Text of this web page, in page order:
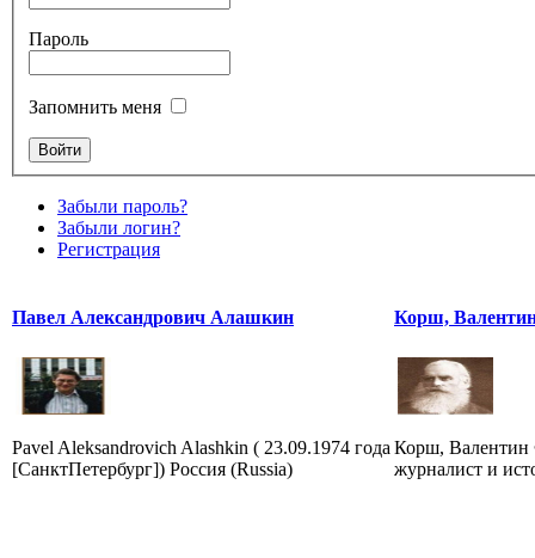
Пароль
Запомнить меня
Забыли пароль?
Забыли логин?
Регистрация
Павел Александрович Алашкин
Pavel Aleksandrovich Alashkin ( 23.09.1974 года
[СанктПетербург]) Россия (Russia)
Корш,
Корш, Валентин
журналист и